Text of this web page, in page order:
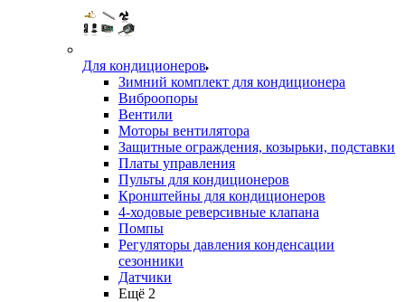
Для кондиционеров
Зимний комплект для кондиционера
Виброопоры
Вентили
Моторы вентилятора
Защитные ограждения, козырьки, подставки
Платы управления
Пульты для кондиционеров
Кронштейны для кондиционеров
4-ходовые реверсивные клапана
Помпы
Регуляторы давления конденсации
сезонники
Датчики
Ещё 2